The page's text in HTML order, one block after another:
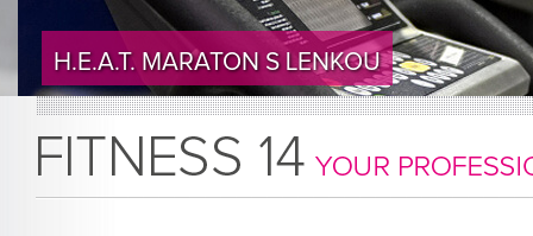
H.E.A.T. MARATON S LENKOU